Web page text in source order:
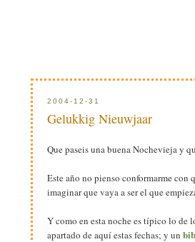
2004-12-31
Gelukkig Nieuwjaar
Que paseis una buena Nochevieja y
Este año no pienso conformarme con
imaginar que vaya a ser el que
Y como en esta noche es típico lo de
apartado de aquí estas fechas; y un